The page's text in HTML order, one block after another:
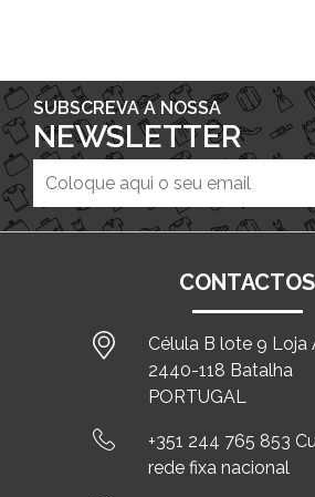
SUBSCREVA A NOSSA
NEWSLETTER
CONTACTOS
Célula B lote 9 Loja
2440-118 Batalha
PORTUGAL
+351 244 765 853
rede fixa nacional